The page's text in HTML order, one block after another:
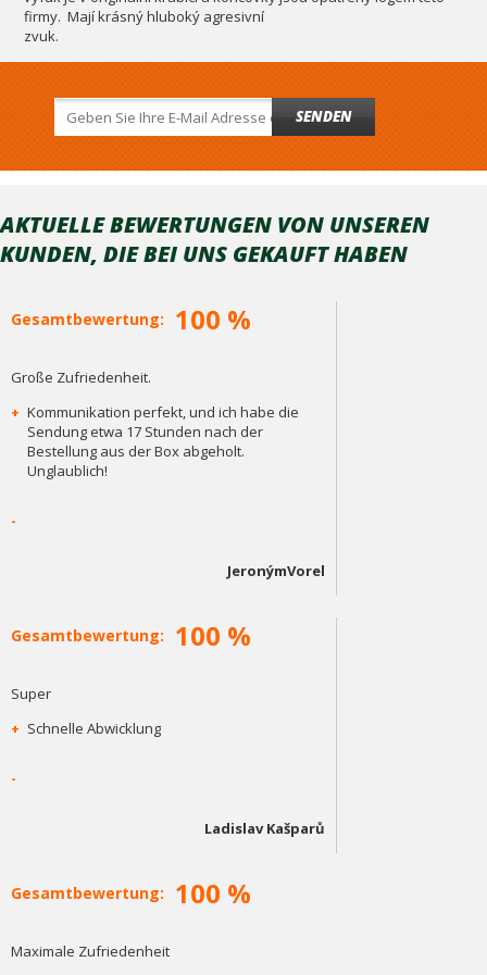
firmy. Mají krásný hluboký agresivní
zvuk.
SENDEN
AKTUELLE BEWERTUNGEN VON UNSEREN
KUNDEN, DIE BEI ​​UNS GEKAUFT HABEN
Gesamtbewertung: 100 %
Große Zufriedenheit.
+ Kommunikation perfekt, und ich habe die
Sendung etwa 17 Stunden nach der
Bestellung aus der Box abgeholt.
Unglaublich!
-
JeronýmVorel
Gesamtbewertung: 100 %
Super
+ Schnelle Abwicklung
-
Ladislav Kašparů
Gesamtbewertung: 100 %
Maximale Zufriedenheit